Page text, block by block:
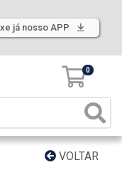
já nosso APP
0
VOLTAR